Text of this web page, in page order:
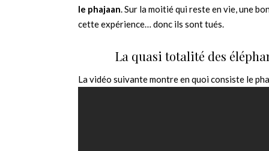
le phajaan. Sur la moitié qui reste en vie, une
cette expérience… donc ils sont tués.
La quasi totalité des
La vidéo suivante montre en quoi consiste le